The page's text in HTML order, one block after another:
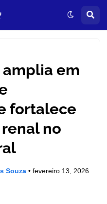
em
fortalece
no
Souza • fevereiro 13, 2026